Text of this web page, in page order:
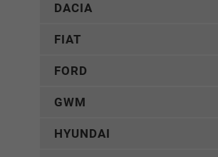
DACIA
FIAT
FORD
GWM
HYUNDAI